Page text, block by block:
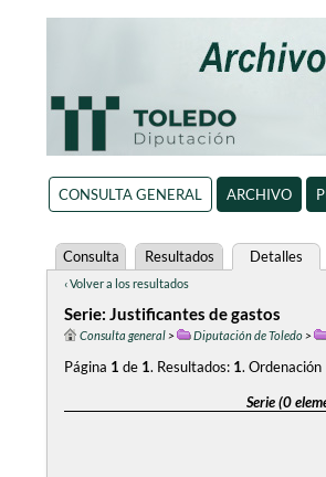
CONSULTA GENERAL ARCHIVO
Consulta Resultados Detalles
‹ Volver a los resultados
Serie: Justificantes de gastos
Consulta general> Diputación de Toledo>
Página 1 de 1. Resultados: 1. Ordenación
Serie (0